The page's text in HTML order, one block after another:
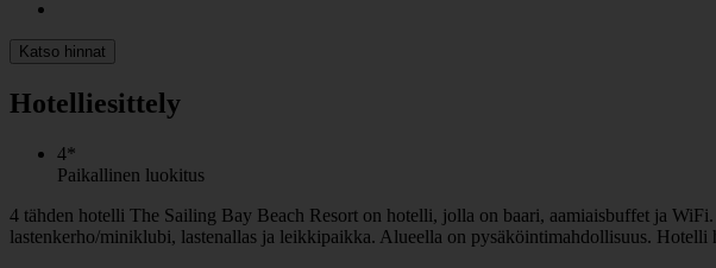
Katso hinnat
Hotelliesittely
4*
Paikallinen luokitus
4 tähden hotelli The Sailing Bay Beach Resort on hotelli, jolla on baari, aamiaisbuffet ja
lastenkerho/miniklubi, lastenallas ja leikkipaikka. Alueella on pysäköintimahdollisuus.